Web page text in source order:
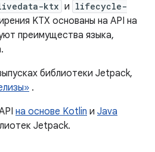
ktx и lifecycle-
KTX основаны на API на
преимущества языка,
библиотеки Jetpack,
.
на основе Kotlin и Java
Jetpack.